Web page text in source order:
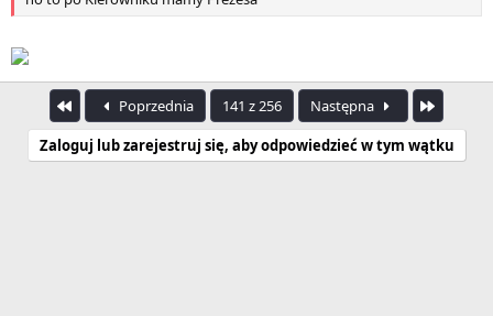
PierwszyPoprzednia 141 z 256 Następna
Zaloguj lub zarejestruj się, aby odpowiedzieć w tym wątku